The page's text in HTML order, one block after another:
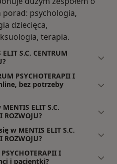
porad: psychologia,
dziecięca,
terapia.
S.C. CENTRUM
PSYCHOTERAPII I
bez potrzeby
ELIT S.C.
ROZWOJU?
w MENTIS ELIT S.C.
ROZWOJU?
I
i pacjentki?